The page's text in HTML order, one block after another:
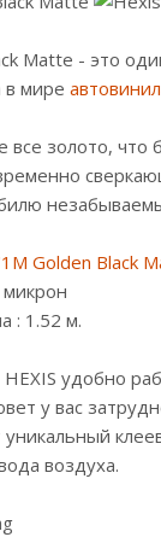
Matte - это
в мире
все золото, что
Golden Black
: 1.52 м.
удобно
у вас
воздуха.